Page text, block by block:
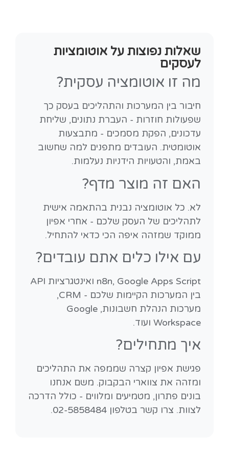
שאלות נפוצות על אוטומציות
לעסקים
מה זו אוטומציה עסקית?
חיבור בין המערכות והתהליכים בעסק כך
שפעולות חוזרות - העברת נתונים, שליחת
עדכונים, הפקת מסמכים - מתבצעות
אוטומטית. העובדים מתפנים למה שחשוב
באמת, והטעויות הידניות נעלמות.
האם זה מוצר מדף?
לא. כל אוטומציה נבנית בהתאמה אישית
לתהליכים של העסק שלכם - אחרי אפיון
ממוקד שמזהה איפה הכי כדאי להתחיל.
עם אילו כלים אתם עובדים?
n8n, Google Apps Script ואינטגרציות API
בין המערכות הקיימות שלכם - CRM,
מערכות הנהלת חשבונות, Google
Workspace ועוד.
איך מתחילים?
פגישת אפיון קצרה שממפה את התהליכים
ומזהה את צווארי הבקבוק. משם אנחנו
בונים פתרון, מטמיעים ומלווים - כולל הדרכה
לצוות. צרו קשר בטלפון 02-5858484.